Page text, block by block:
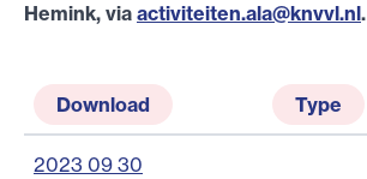
Hemink, via activiteiten.ala@knvvl.nl.
Download Type
2023 09 30